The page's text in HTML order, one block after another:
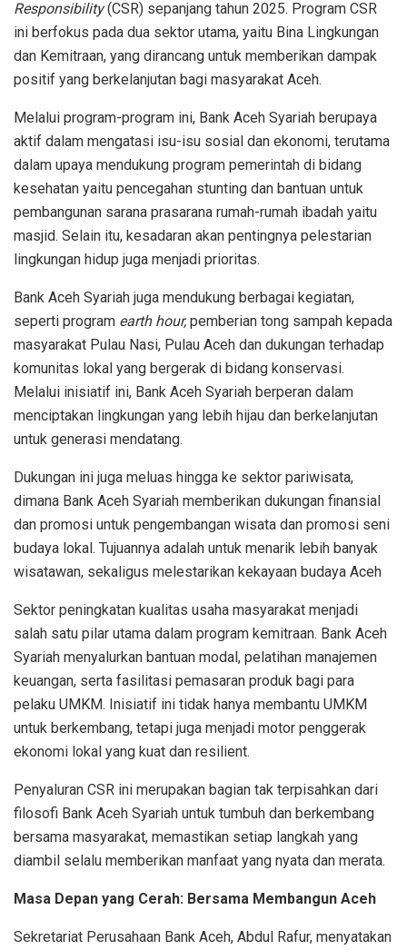
Responsibility(CSR) sepanjang tahun 2025. Program CSR
ini berfokus pada dua sektor utama, yaitu Bina Lingkungan
dan Kemitraan, yang dirancang untuk memberikan dampak
positif yang berkelanjutan bagi masyarakat Aceh.
Melalui program-program ini, Bank Aceh Syariah berupaya
aktif dalam mengatasi isu-isu sosial dan ekonomi, terutama
dalam upaya mendukung program pemerintah di bidang
kesehatan yaitu pencegahan stunting dan bantuan untuk
pembangunan sarana prasarana rumah-rumah ibadah yaitu
masjid. Selain itu, kesadaran akan pentingnya pelestarian
lingkungan hidup juga menjadi prioritas.
Bank Aceh Syariah juga mendukung berbagai kegiatan,
seperti program earth hour,pemberian tong sampah kepada
masyarakat Pulau Nasi, Pulau Aceh dan dukungan terhadap
komunitas lokal yang bergerak di bidang konservasi.
Melalui inisiatif ini, Bank Aceh Syariah berperan dalam
menciptakan lingkungan yang lebih hijau dan berkelanjutan
untuk generasi mendatang.
Dukungan ini juga meluas hingga ke sektor pariwisata,
dimana Bank Aceh Syariah memberikan dukungan finansial
dan promosi untuk pengembangan wisata dan promosi seni
budaya lokal. Tujuannya adalah untuk menarik lebih banyak
wisatawan, sekaligus melestarikan kekayaan budaya Aceh
Sektor peningkatan kualitas usaha masyarakat menjadi
salah satu pilar utama dalam program kemitraan. Bank Aceh
Syariah menyalurkan bantuan modal, pelatihan manajemen
keuangan, serta fasilitasi pemasaran produk bagi para
pelaku UMKM. Inisiatif ini tidak hanya membantu UMKM
untuk berkembang, tetapi juga menjadi motor penggerak
ekonomi lokal yang kuat dan resilient.
Penyaluran CSR ini merupakan bagian tak terpisahkan dari
filosofi Bank Aceh Syariah untuk tumbuh dan berkembang
bersama masyarakat, memastikan setiap langkah yang
diambil selalu memberikan manfaat yang nyata dan merata.
Masa Depan yang Cerah: Bersama Membangun Aceh
Sekretariat Perusahaan Bank Aceh, Abdul Rafur, menyatakan